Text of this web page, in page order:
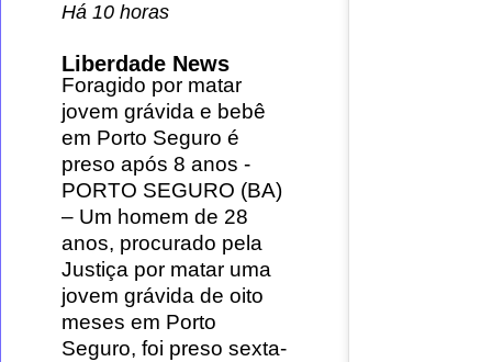
Há 10 horas
Liberdade News
Foragido por matar
jovem grávida e bebê
em Porto Seguro é
preso após 8 anos -
PORTO SEGURO (BA)
– Um homem de 28
anos, procurado pela
Justiça por matar uma
jovem grávida de oito
meses em Porto
Seguro, foi preso sexta-